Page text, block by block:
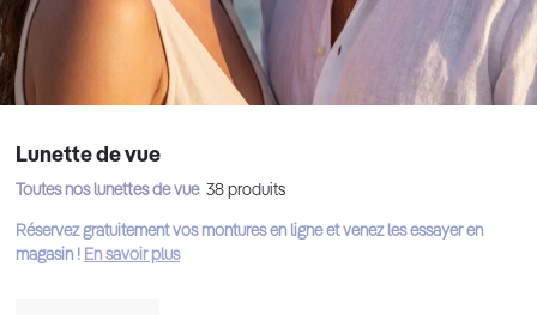
Lunette de vue
Toutes nos lunettes de vue 38 produits
Réservez gratuitement vos montures en ligne et venez les essayer en
magasin ! En savoir plus